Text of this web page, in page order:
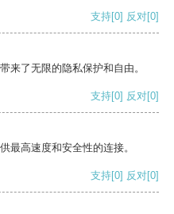
支持[0] 反对[0]
来了无限的隐私保护和自由。
支持[0] 反对[0]
最高速度和安全性的连接。
支持[0] 反对[0]